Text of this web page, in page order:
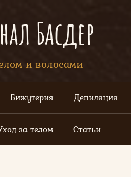
Басдер
и волосами
Бижутерия Депиляция
за телом Статьи